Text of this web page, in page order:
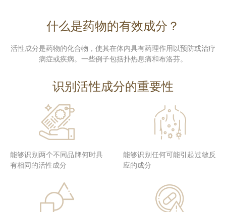
什么是药物的有效成分？
活性成分是药物的化合物，使其在体内具有药理作用以预防或治疗
病症或疾病。一些例子包括扑热息痛和布洛芬。
识别活性成分的重要性
能够识别两个不同品牌何时具
有相同的活性成分
能够识别任何可能引起过敏反
应的成分